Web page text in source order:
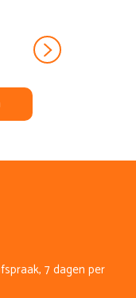
7 dagen per